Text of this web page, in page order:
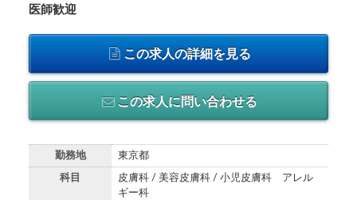
医師歓迎
この求人の詳細を見る
この求人に問い合わせる
勤務地 東京都
科目
皮膚科 / 美容皮膚科 / 小児皮膚科 アレル
ギー科